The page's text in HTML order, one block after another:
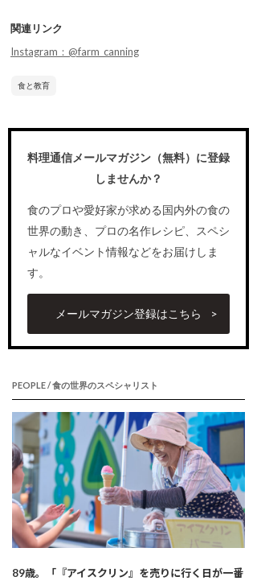
関連リンク
Instagram：@farm_canning
食と教育
料理通信メールマガジン（無料）に登録
しませんか？
食のプロや愛好家が求める国内外の食の
世界の動き、プロの名作レシピ、スペシ
ャルなイベント情報などをお届けしま
す。
メールマガジン登録はこちら
PEOPLE / 食の世界のスペシャリスト
89歳。「『アイスクリン』を売りに行く日が一番